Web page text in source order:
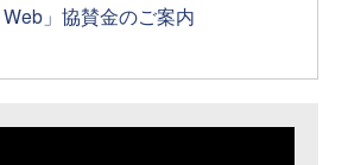
Web」協賛金のご案内